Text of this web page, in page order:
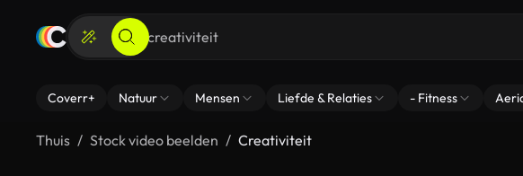
Coverr+ Natuur Mensen Liefde & Relaties - Fitness
Thuis Stock video beelden Creativiteit